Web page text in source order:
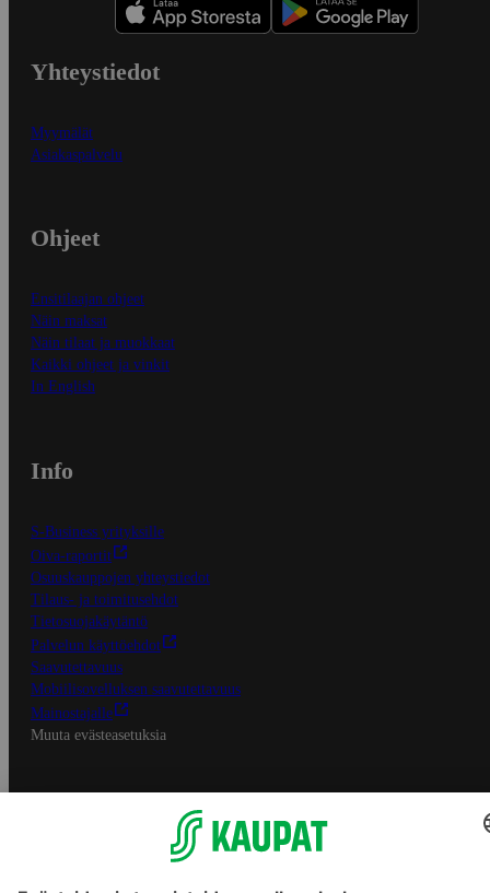
Yhteystiedot
Myymälät
Asiakaspalvelu
Ohjeet
Ensitilaajan ohjeet
Näin maksat
Näin tilaat ja muokkaat
Kaikki ohjeet ja vinkit
In English
Info
S-Business yrityksille
Oiva-raportit
Osuuskauppojen yhteystiedot
Tilaus- ja toimitusehdot
Tietosuojakäytäntö
Palvelun käyttöehdot
Saavutettavuus
Mobiilisovelluksen saavutettavuus
Mainostajalle
Muuta evästeasetuksia
S-ryhmän palvelut